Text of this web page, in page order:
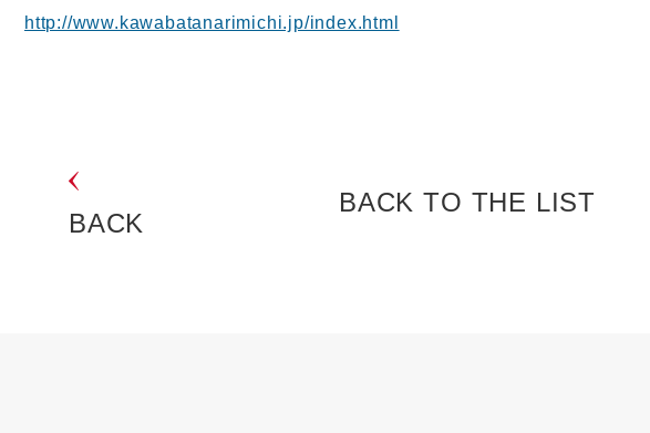
http://www.kawabatanarimichi.jp/index.html
BACK
BACK TO THE LIST